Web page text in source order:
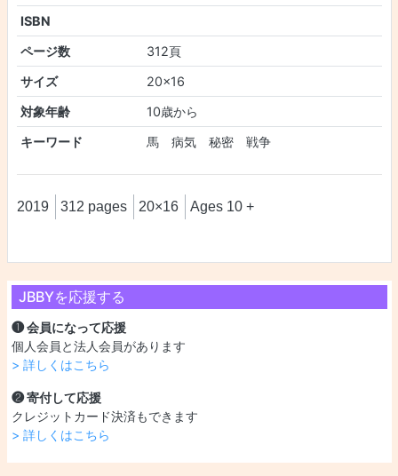
JBBYを応援する
❶ 会員になって応援
個人会員と法人会員があります
> 詳しくはこちら
❷ 寄付して応援
クレジットカード決済もできます
> 詳しくはこちら
ISBN
ページ数
312頁
サイズ
20×16
対象年齢
10歳から
キーワード
馬 病気 秘密 戦争
2019 312 pages 20×16 Ages 10 +